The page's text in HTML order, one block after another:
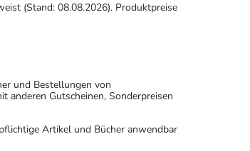
(Stand: 08.08.2026). Produktpreise
und Bestellungen von
anderen Gutscheinen, Sonderpreisen
Artikel und Bücher anwendbar